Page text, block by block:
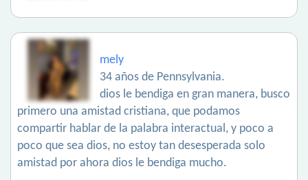
mely
34 años de Pennsylvania.
dios le bendiga en gran manera, busco
primero una amistad cristiana, que podamos
compartir hablar de la palabra interactual, y poco a
poco que sea dios, no estoy tan desesperada solo
amistad por ahora dios le bendiga mucho.